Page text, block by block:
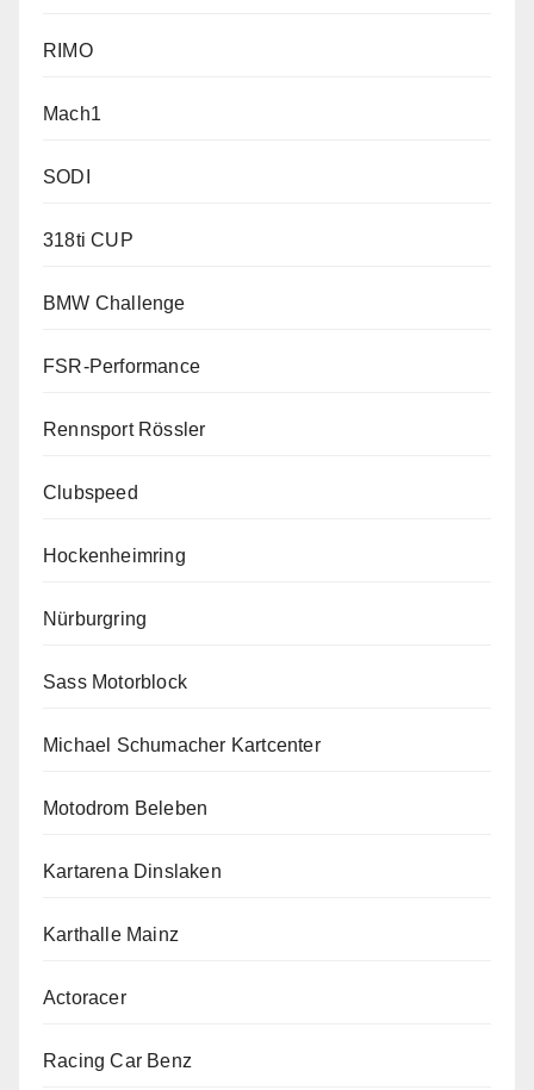
RIMO
Mach1
SODI
318ti CUP
BMW Challenge
FSR-Performance
Rennsport Rössler
Clubspeed
Hockenheimring
Nürburgring
Sass Motorblock
Michael Schumacher Kartcenter
Motodrom Beleben
Kartarena Dinslaken
Karthalle Mainz
Actoracer
Racing Car Benz